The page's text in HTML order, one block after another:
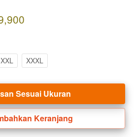
XXL XXXL
Sesuai Ukuran
Keranjang